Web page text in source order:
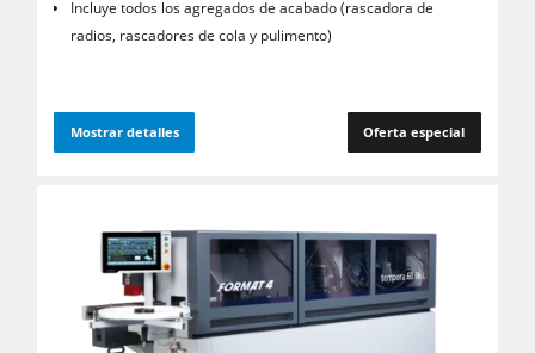
Incluye todos los agregados de acabado (rascadora de
radios, rascadores de cola y pulimento)
Mostrar detalles Oferta especial